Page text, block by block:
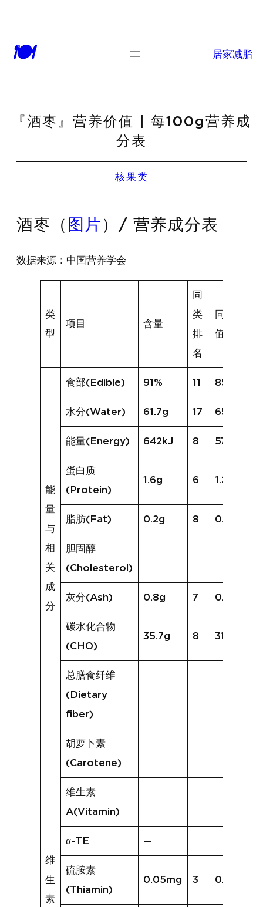
🍽 居家减脂
『酒枣』营养价值 | 每100g营养成
分表
核果类
酒枣（ 图片 ）/ 营养成分表
数据来源：中国营养学会
类
型
项目 含量
同
类
排
名
同类均
值
能
量
与
相
关
成
分
食部(Edible) 91% 11 85%
水分(Water) 61.7g 17 65.8g
能量(Energy) 642kJ 8 570kJ
蛋白质
(Protein)
1.6g 6 1.2g
脂肪(Fat) 0.2g 8 0.3g
胆固醇
(Cholesterol)
灰分(Ash) 0.8g 7 0.9g
碳水化合物
(CHO)
35.7g 8 31.8g
总膳食纤维
(Dietary
fiber)
维
生
素
胡萝卜素
(Carotene)
维生素
A(Vitamin)
α-TE —
硫胺素
(Thiamin)
0.05mg 3 0.02mg